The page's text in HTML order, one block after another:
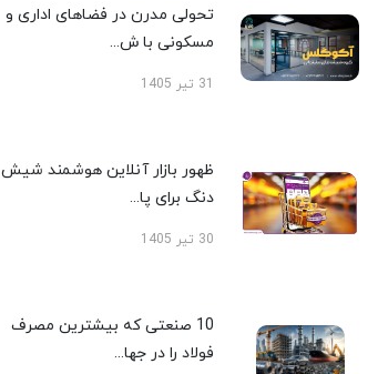
تحولی مدرن در فضاهای اداری و
مسکونی با ش...
31 تیر 1405
ظهور بازار آنلاین هوشمند شیش
دنگ برای پا...
30 تیر 1405
10 صنعتی که بیشترین مصرف
فولاد را در جها...